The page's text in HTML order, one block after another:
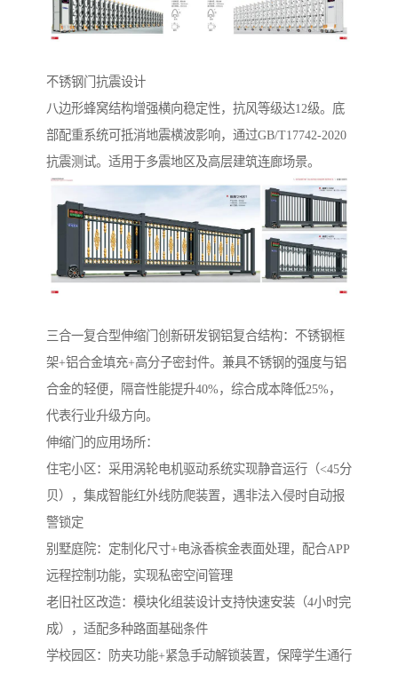
不锈钢门抗震设计‌
八边形蜂窝结构增强横向稳定性，抗风等级达12级。底
部配重系统可抵消地震横波影响，通过GB/T17742-2020
抗震测试。适用于多震地区及高层建筑连廊场景。
‌三合一复合型伸缩门‌创新研发钢铝复合结构：不锈钢框
架+铝合金填充+高分子密封件。兼具不锈钢的强度与铝
合金的轻便，隔音性能提升40%，综合成本降低25%，
代表行业升级方向。
伸缩门的应用场所：
住宅小区‌：采用涡轮电机驱动系统实现静音运行（<45分
贝），集成智能红外线防爬装置，遇非法入侵时自动报
警锁定
‌别墅庭院‌：定制化尺寸+电泳香槟金表面处理，配合APP
远程控制功能，实现私密空间管理
‌老旧社区改造‌：模块化组装设计支持快速安装（4小时完
成），适配多种路面基础条件
学校园区：防夹功能+紧急手动解锁装置，保障学生通行